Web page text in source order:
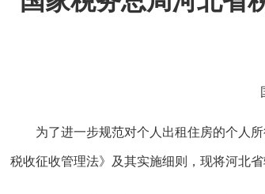
为了进一步规范对个人出租住房的个人所
税收征收管理法》及其实施细则，现将河北